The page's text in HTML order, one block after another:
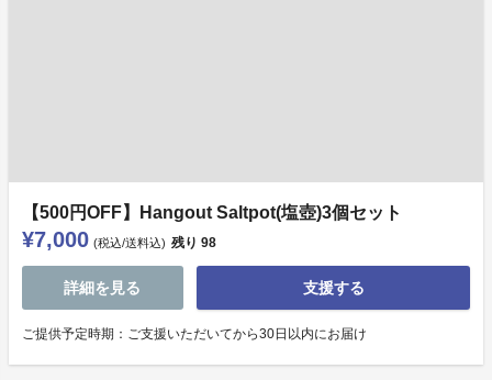
【500円OFF】Hangout Saltpot(塩壺)3個セット
¥7,000 (税込/送料込) 残り 98
詳細を見る 支援する
ご提供予定時期：ご支援いただいてから30日以内にお届け